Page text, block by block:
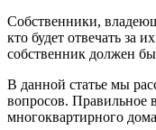
Собственники,
кто будет отвечать за
собственник должен
В данной статье мы
вопросов. Правильное
многоквартирного